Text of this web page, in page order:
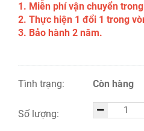
1. Miễn phí vận chuyển
2. Thực hiện 1 đổi 1 trong
3. Bảo hành 2 năm.
Tình trạng: Còn hàng
Số lượng: